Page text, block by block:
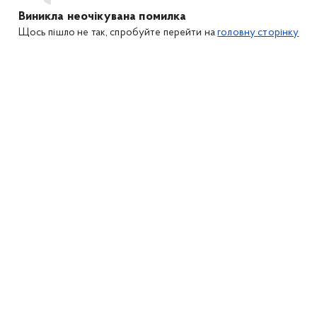
Виникла неочікувана помилка
Щось пішло не так, спробуйте перейти наголовну сторінку